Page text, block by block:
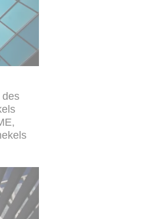
des